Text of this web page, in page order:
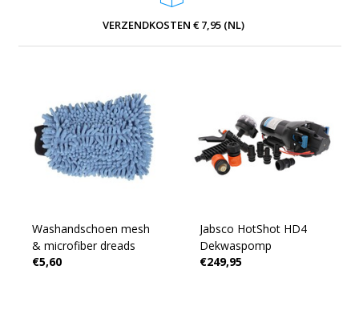
VERZENDKOSTEN € 7,95 (NL)
Washandschoen mesh
& microfiber dreads
€5,60
Jabsco HotShot HD4
Dekwaspomp
€249,95